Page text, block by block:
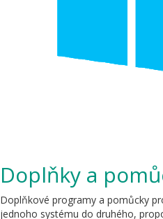
Doplňky a
Doplňkové programy a pomůcky
jednoho systému do druhého,